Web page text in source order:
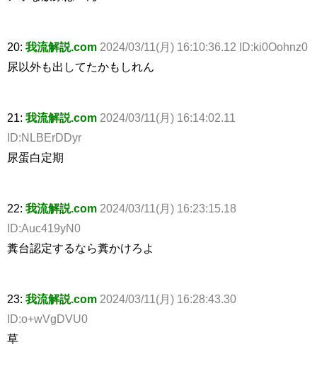
20: 我流解説.com 2024/03/11(月) 16:10:36.12 ID:ki0Oohnz0
尿以外も出してたかもしれん
21: 我流解説.com 2024/03/11(月) 16:14:02.11
ID:NLBErDDyr
尿蛋白定期
22: 我流解説.com 2024/03/11(月) 16:23:15.18
ID:Auc419yN0
糞台認定するなら糞かけろよ
23: 我流解説.com 2024/03/11(月) 16:28:43.30
ID:o+wVgDVU0
草